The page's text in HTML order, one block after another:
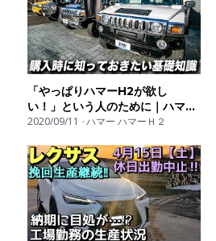
📅 新作動画は毎週更新中！
🔔 通知オンで最新動画を見逃
📍 人気の動画もぜひチェック！
▶️ https://www.youtube.com/
「やっぱりハマーH2が欲し
い！」という人のために｜ハマー
H2購入ガイド
2020/09/11 ハマー ハマーＨ２